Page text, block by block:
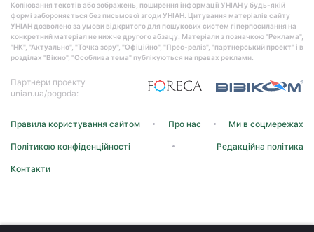
Копіювання текстів або зображень, поширення інформації УНІАН у будь-якій
формі забороняється без письмової згоди УНІАН. Цитування матеріалів сайту
УНІАН дозволено за умови відкритого для пошукових систем гіперпосилання на
конкретний матеріал не нижче другого абзацу. Матеріали з позначкою "Реклама",
"НК", "Актуально", "Точка зору", "Офіційно", "Прес-реліз", "партнерський проект" і в
розділах "Вікно", "Особлива тема" публікуються на правах реклами.
Партнери проекту
unian.ua/pogoda:
Правила користування сайтом Про нас Ми в соцмережах
Політикою конфіденційності Редакційна політика
Контакти